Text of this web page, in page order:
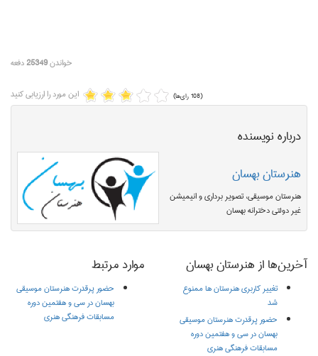
خواندن25349دفعه
این مورد را ارزیابی کنید (108 رای‌ها)
درباره نویسنده
هنرستان بهسان
هنرستان موسیقی، تصویر برداری و انیمیشن
غیر دولتی دخترانه بهسان
آخرین‌ها از هنرستان بهسان
تغییر کاربری هنرستان ‌ها ممنوع
شد
حضور پرقدرت هنرستان موسیقی
بهسان در سی و هفتمین دوره
مسابقات فرهنگی هنری
موارد مرتبط
حضور پرقدرت هنرستان موسیقی
بهسان در سی و هفتمین دوره
مسابقات فرهنگی هنری